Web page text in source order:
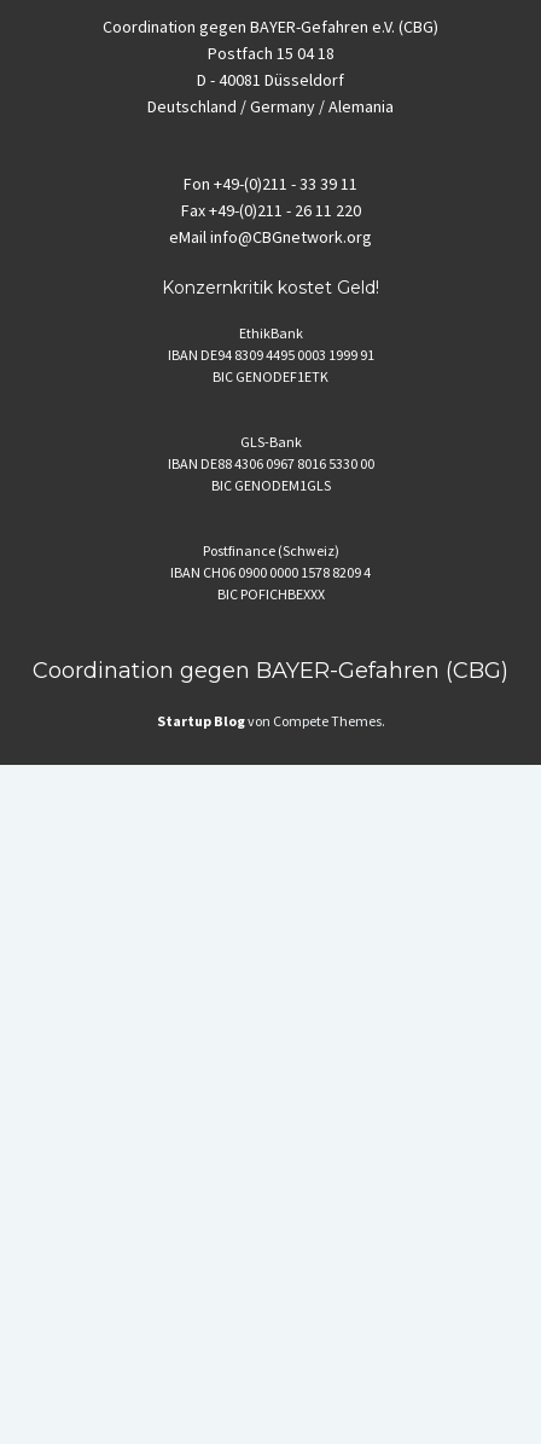
Coordination gegen BAYER-Gefahren e.V. (CBG)
Postfach 15 04 18
D - 40081 Düsseldorf
Deutschland / Germany / Alemania
Fon +49-(0)211 - 33 39 11
Fax+49-(0)211 - 26 11 220
eMailinfo@CBGnetwork.org
Konzernkritik kostet Geld!
EthikBank
IBAN DE94 8309 4495 0003 1999 91
BIC GENODEF1ETK
GLS-Bank
IBAN DE88 4306 0967 8016 5330 00
BIC GENODEM1GLS
Postfinance (Schweiz)
IBAN CH06 0900 0000 1578 8209 4
BIC POFICHBEXXX
Coordination gegen BAYER-Gefahren (CBG)
Startup Blogvon Compete Themes.